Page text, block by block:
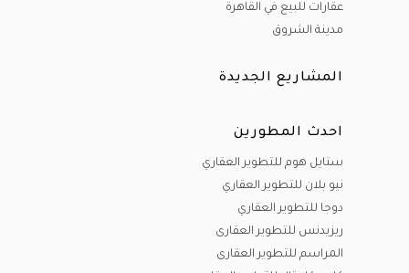
عقارات للبيع في القاهرة
مدينة الشروق
المشاريع الجديدة
احدث المطورين
ستايل هوم للتطوير العقاري
نيو بلان للتطوير العقاري
دوجا للتطوير العقاري
ريزيدنس للتطوير العقارى
المراسم للتطوير العقارى